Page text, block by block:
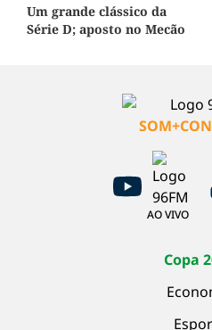
Um grande clássico da
Série D; aposto no Mecão
AO VIVO
Copa